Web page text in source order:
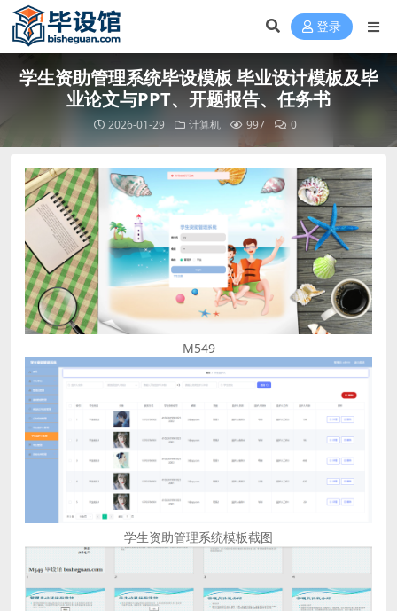
登录
学生资助管理系统毕设模板 毕业设计模板及毕
业论文与PPT、开题报告、任务书
2026-01-29 计算机 997 0
M549
学生资助管理系统模板截图